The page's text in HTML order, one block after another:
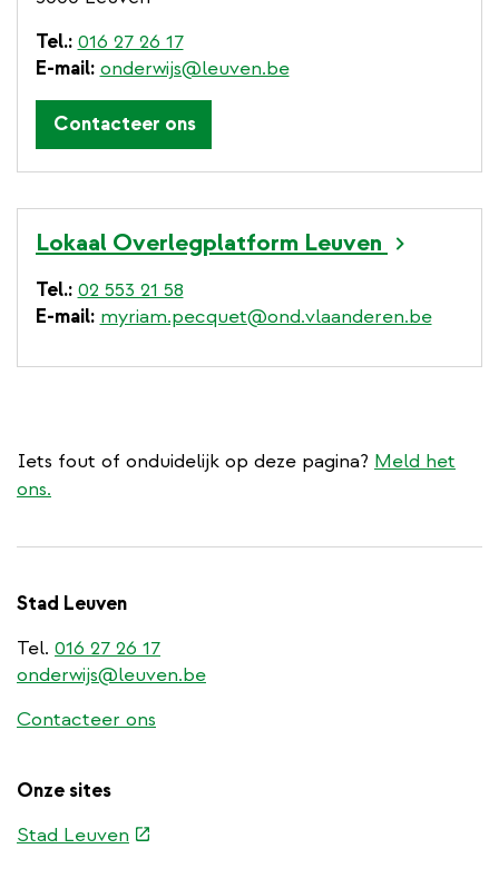
Tel. 016 27 26 17
E-mail onderwijs@leuven.be
Contacteer ons
Lokaal Overlegplatform Leuven
Tel. 02 553 21 58
E-mail myriam.pecquet@ond.vlaanderen.be
Iets fout of onduidelijk op deze pagina? Meld het
ons.
Stad Leuven
Tel. 016 27 26 17
onderwijs@leuven.be
Contacteer ons
Onze sites
Stad Leuven (externe